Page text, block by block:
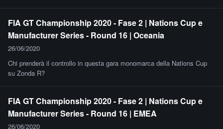
FIA GT Championship 2020 - Fase 2 | Nations Cup e
Manufacturer Series - Round 16 | Oceania
26/06/2020
Chi prenderà il controllo in questa gara monomarca della Nations Cup
su Zonda R?
FIA GT Championship 2020 - Fase 2 | Nations Cup e
Manufacturer Series - Round 16 | EMEA
26/06/2020